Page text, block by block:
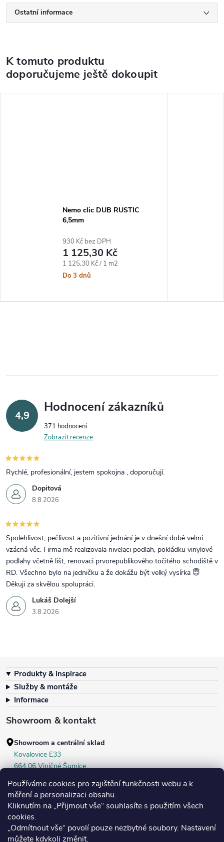
Používáme cookies pro zajištění funkčnosti webu a k
měření a personalizaci obsahu.
Kliknutím na „Přijmout vše“ souhlasíte s použitím všech
cookies.
„Odmítnout vše“ povolí pouze nezbytné soubory. Nastavení
můžete kdykoli změnit.
Ostatní informace
K tomuto produktu
doporučujeme ještě dokoupit
Nemo clic DUB RUSTIC
6,5mm
930 Kč bez DPH
1 125,30 Kč
Měrná cena:
1 125,30 Kč / 1 m2
Do 3 dnů
4,9
Hodnocení zákazníků
371 hodnocení
Zobrazit recenze
Dopitová
8.8.2026
Rychlé, profesionální, jestem spokojna , doporučují.
Lukáš Dolejší
3.8.2026
Spolehlivost, pečlivost a pozitivní jednání je v dnešní době velmi
vzácná věc. Firma mě realizovala nivelaci podlah, pokládku vinylové
podlahy včetně lišt, renovaci prvorepublikového točitého schodiště v
RD. Všechno bylo na jedničku a že dokážu být velký vysírka 😇
Děkuji za skvělou spolupráci.
Produkty & inspirace
Služby & montáže
Informace
Showroom & kontakt
Showroom a centrální sklad
Kovalovice E33
664 06 Viničné Šumice
+420 604 536 499
Po–Pá:7:30–16:00
Středa:
Sobota:8:00–10:00